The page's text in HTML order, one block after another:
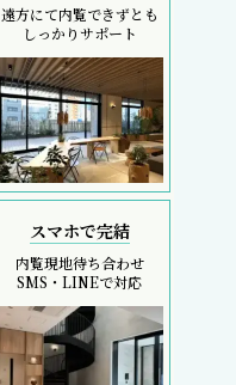
遠方にて内覧できずとも
しっかりサポート
スマホで完結
内覧現地待ち合わせ
SMS・LINEで対応